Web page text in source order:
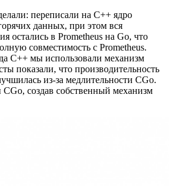
переписали на С++ ядро
данных, при этом вся
остались в Prometheus на Go, что
совместимость с Prometheus.
C++ мы использовали механизм
показали, что производительность
из-за медлительности CGo.
создав собственный механизм